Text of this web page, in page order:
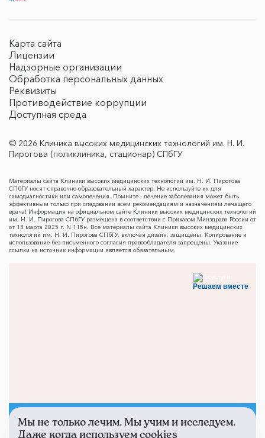
Карта сайта
Лицензии
Надзорные организации
Обработка персональных данных
Реквизиты
Противодействие коррупции
Доступная среда
© 2026 Клиника высоких медицинских технологий им. Н. И.
Пирогова (поликлиника, стационар) СПбГУ
Материалы сайта Клиники высоких медицинских технологий им. Н. И. Пирогова
СПбГУ носят справочно-образовательный характер. Не используйте их для
самодиагностики или самолечения. Помните - лечение заболевания может быть
эффективным только при следовании всем рекомендациям и назначениям лечащего
врача! Информация на официальном сайте Клиники высоких медицинских технологий
им. Н. И. Пирогова СПбГУ размещена в соответствии с Приказом Минздрава России от
от 13 марта 2025 г. N 118н. Все материалы сайта Клиники высоких медицинских
технологий им. Н. И. Пирогова СПбГУ, включая дизайн, защищены. Копирование и
использование без письменного согласия правообладателя запрещены. Указание
ссылки на источник информации является обязательным.
Решаем вместе
Не смогли записаться к
Мы не только лечим. Мы учим и исследуем.
Даже когда используем cookies